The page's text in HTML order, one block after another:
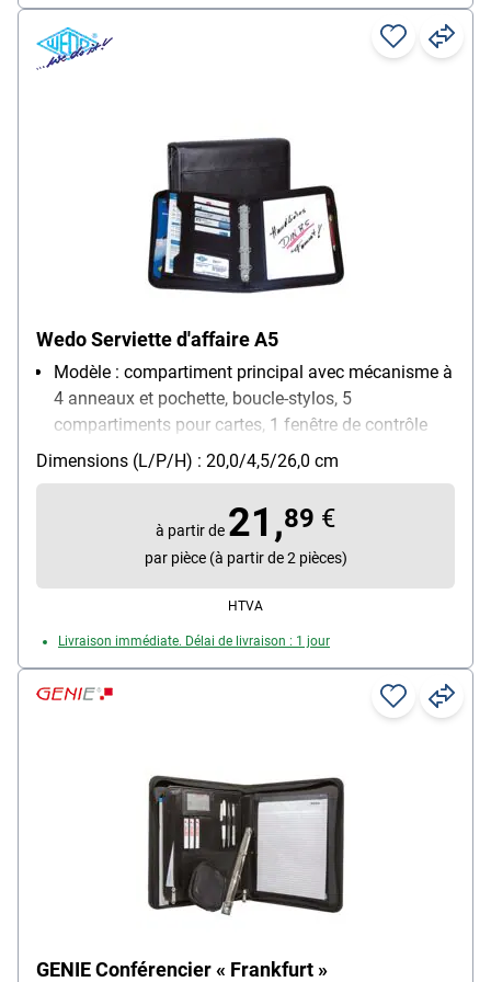
Wedo Serviette d'affaire A5
Modèle : compartiment principal avec mécanisme à
4 anneaux et pochette, boucle-stylos, 5
compartiments pour cartes, 1 fenêtre de contrôle
pour cartes de visite, 1 pochette A5, 1 grand
compartiment pliable
Pour format : A5
Poids : 0.458 kg
Dimensions (L/P/H) : 20,0/4,5/26,0 cm
à partir de 21,89 €
par pièce (à partir de 2 pièces)
HTVA
Livraison immédiate. Délai de livraison : 1 jour
GENIE Conférencier « Frankfurt »